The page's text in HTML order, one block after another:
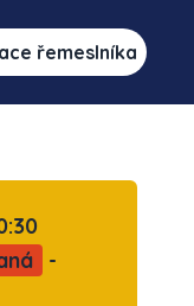
řemeslníka
-